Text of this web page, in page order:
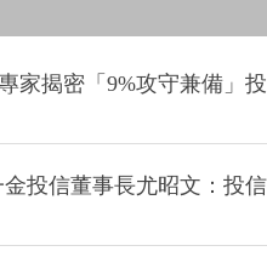
家揭密「9%攻守兼備」投
投信董事長尤昭文：投信